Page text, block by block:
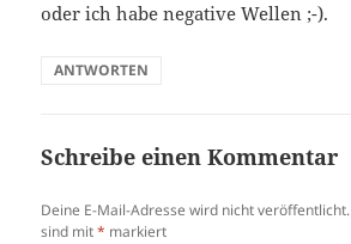
oder ich habe negative Wellen ;-).
ANTWORTEN
Schreibe einen Kommentar
Deine E-Mail-Adresse wird nicht veröffentlicht.
sind mit* markiert